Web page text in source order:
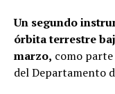
Un segundo
órbita terrestre
marzo, como
del Departamento